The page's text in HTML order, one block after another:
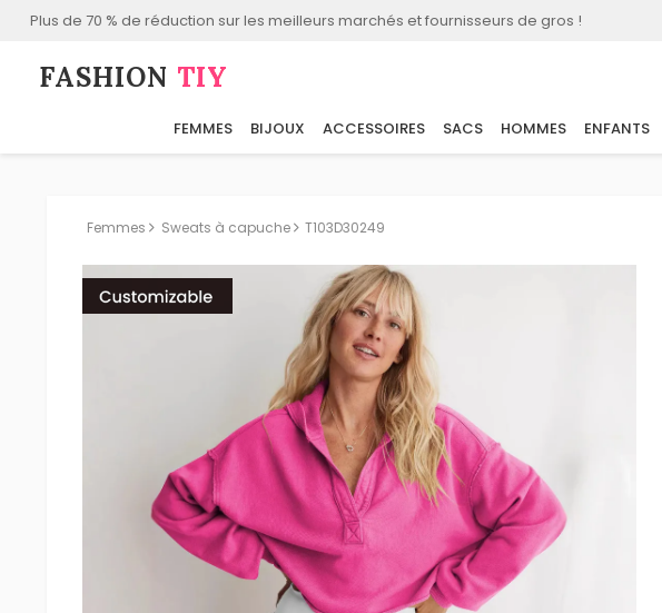
Plus de 70 % de réduction sur les meilleurs marchés et fournisseurs de gros !
FASHION⁠ TIY
FEMMES BIJOUX ACCESSOIRES SACS HOMMES ENFANTS
Femmes Sweats à capuche T103D30249